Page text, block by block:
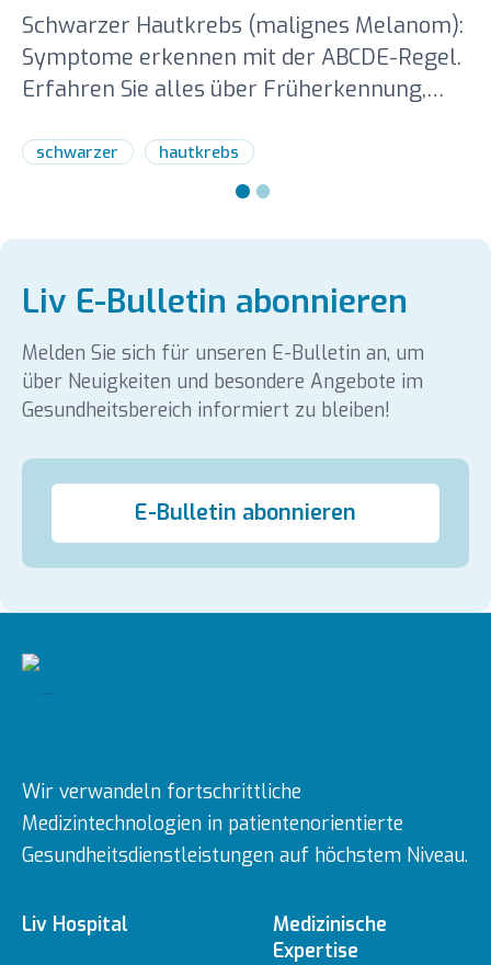
Schwarzer Hautkrebs (malignes Melanom):
Symptome erkennen mit der ABCDE-Regel.
Erfahren Sie alles über Früherkennung,
schwarzer hautkrebs
Liv E-Bulletin abonnieren
Melden Sie sich für unseren E-Bulletin an, um
über Neuigkeiten und besondere Angebote im
Gesundheitsbereich informiert zu bleiben!
E-Bulletin abonnieren
Wir verwandeln fortschrittliche
Medizintechnologien in patientenorientierte
Gesundheitsdienstleistungen auf höchstem Niveau.
Liv Hospital
Medizinische
Expertise